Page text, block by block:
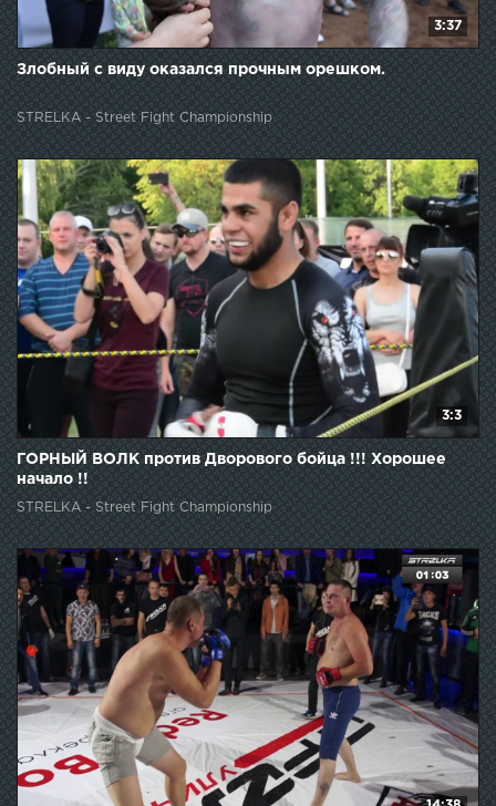
3:37
Злобный с виду оказался прочным орешком.
STRELKA - Street Fight Championship
3:3
ГОРНЫЙ ВОЛК против Дворового бойца !!! Хорошее
начало !!
STRELKA - Street Fight Championship